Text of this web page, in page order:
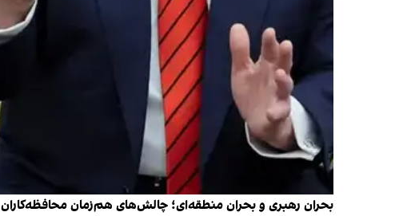
بحران رهبری و بحران منطقه‌ای؛ چالش‌های هم‌زمان محافظه‌کاران